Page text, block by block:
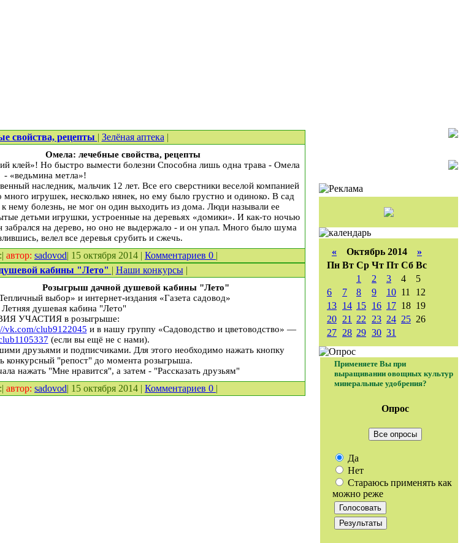
свойства, рецепты | Зелёная аптека |
Омела: лечебные свойства, рецепты
клей»! Но быстро вымести болезни Способна лишь одна трава - Омела
- «ведьмина метла»!
наследник, мальчик 12 лет. Все его сверстники веселой компанией
игрушек, несколько нянек, но ему было грустно и одиноко. В сад
нему болезнь, не мог он один выходить из дома. Люди называли ее
детьми игрушки, устроенные на деревьях «домики». И как-то ночью
на дерево, но оно не выдержало - и он упал. Много было шума
велел все деревья срубить и сжечь.
автор: sadovod| 15 октября 2014 | Комментариев 0 |
кабины "Лето" | Наши конкурсы|
Розыгрыш дачной душевой кабины "Лето"
выбор» и интернет-издания «Газета садовод»
душевая кабина "Лето"
УЧАСТИЯ в розыгрыше:
vk.com/club9122045 и в нашу группу «Садоводство и цветоводство» —
(если вы ещё не с нами).
друзьями и подписчиками. Для этого необходимо нажать кнопку
конкурсный "репост" до момента розыгрыша.
нажать "Мне нравится", а затем - "Рассказать друзьям"
автор: sadovod| 15 октября 2014 | Комментариев 0 |
« Октябрь 2014 »
Пн Вт Ср Чт Пт Сб Вс
1
2 3 4
5
6
7 8 9 10 11
12
13 14 15 16 17 18 19
20 21 22 23 24 25 26
27 28 29 30 31
Применяете Вы при
выращивании овощных культур
минеральные удобрения?
Опрос
Все опросы
Да
Нет
Стараюсь применять как
можно реже